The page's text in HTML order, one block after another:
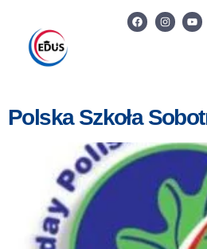
Polska Szkoła